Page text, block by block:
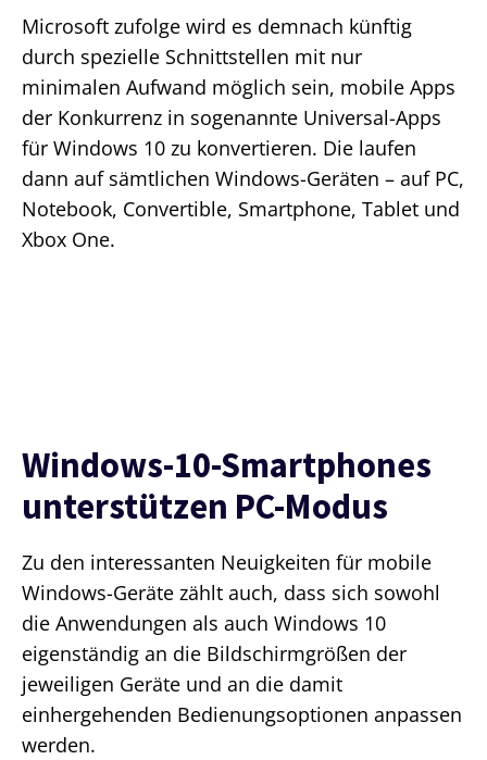
Microsoft zufolge wird es demnach künftig
durch spezielle Schnittstellen mit nur
minimalen Aufwand möglich sein, mobile Apps
der Konkurrenz in sogenannte Universal-Apps
für Windows 10 zu konvertieren. Die laufen
dann auf sämtlichen Windows-Geräten – auf PC,
Notebook, Convertible, Smartphone, Tablet und
Xbox One.
Windows-10-Smartphones
unterstützen PC-Modus
Zu den interessanten Neuigkeiten für mobile
Windows-Geräte zählt auch, dass sich sowohl
die Anwendungen als auch Windows 10
eigenständig an die Bildschirmgrößen der
jeweiligen Geräte und an die damit
einhergehenden Bedienungsoptionen anpassen
werden.